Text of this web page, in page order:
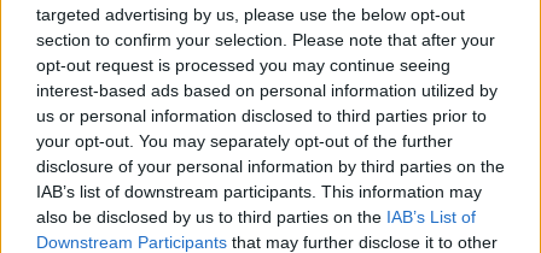
targeted advertising by us, please use the below opt-out
section to confirm your selection. Please note that after your
opt-out request is processed you may continue seeing
interest-based ads based on personal information utilized by
us or personal information disclosed to third parties prior to
your opt-out. You may separately opt-out of the further
disclosure of your personal information by third parties on the
IAB’s list of downstream participants. This information may
also be disclosed by us to third parties on the IAB’s List of
Downstream Participants that may further disclose it to other
youtube